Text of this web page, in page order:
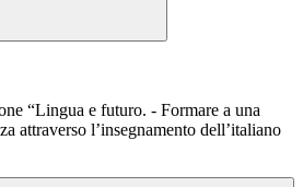
“Lingua e futuro. - Formare a una
attraverso l’insegnamento dell’italiano